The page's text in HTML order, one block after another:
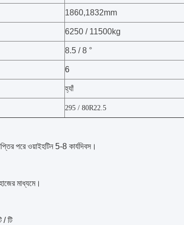
1860,1832mm
6250 / 11500kg
8.5 / 8 °
6
হ্যাঁ
295 / 80R22.5
পরে ওয়াইহটিন 5-8 কার্যদিবস।
মাধ্যমে।
/ টি